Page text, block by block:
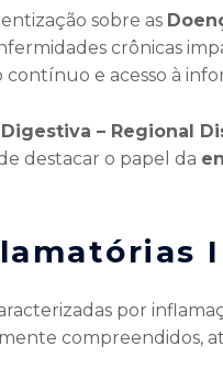
sobre as
crônicas
e acesso à
– Regional
destacar o papel da
por
compreendidos,